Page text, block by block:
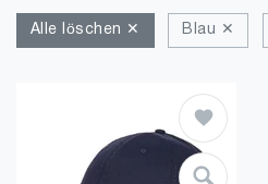
Alle löschen ✕ Blau ✕